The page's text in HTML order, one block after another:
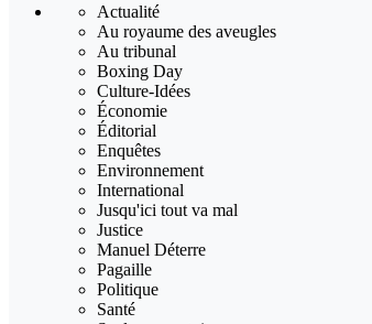
Actualité
Au royaume des aveugles
Au tribunal
Boxing Day
Culture-Idées
Économie
Éditorial
Enquêtes
Environnement
International
Jusqu'ici tout va mal
Justice
Manuel Déterre
Pagaille
Politique
Santé